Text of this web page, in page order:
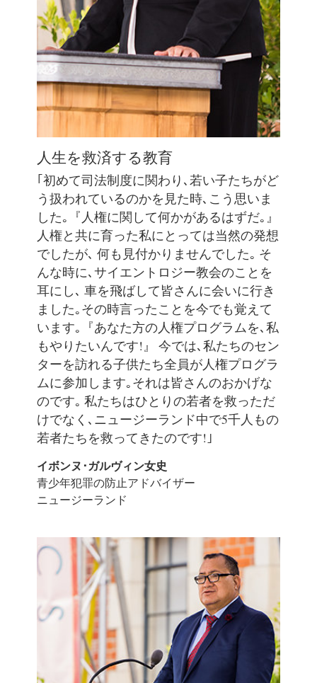
人生を救済する教育
｢初めて司法制度に関わり､若い子たちがど
う扱われているのかを見た時､こう思いま
した｡『人権に関して何かがあるはずだ｡』
人権と共に育った私にとっては当然の発想
でしたが､ 何も見付かりませんでした｡ そ
んな時に､サイエントロジー教会のことを
耳にし､ 車を飛ばして皆さんに会いに行き
ました｡その時言ったことを今でも覚えて
います｡『あなた方の人権プログラムを､私
もやりたいんです!』 今では､私たちのセン
ターを訪れる子供たち全員が人権プログラ
ムに参加します｡それは皆さんのおかげな
のです｡ 私たちはひとりの若者を救っただ
けでなく､ニュージーランド中で5千人もの
若者たちを救ってきたのです!｣
イボンヌ･ガルヴィン女史
青少年犯罪の防止アドバイザー
ニュージーランド